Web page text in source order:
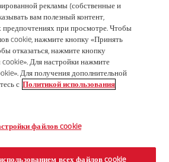
всего
Iberia Club
258 84 10
рекламы (собственные и
вам полезный контент,
предпочтениях при просмотре. Чтобы
cookie, нажмите кнопку «Принять
отказаться, нажмите кнопку
Для настройки нажмите
Для получения дополнительной
с Политикой использования
файлов cookie
всех файлов cookie